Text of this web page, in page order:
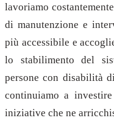
lavoriamo
di manutenzione e
più accessibile e
lo stabilimento del
persone con disabilità
continuiamo a
iniziative che ne